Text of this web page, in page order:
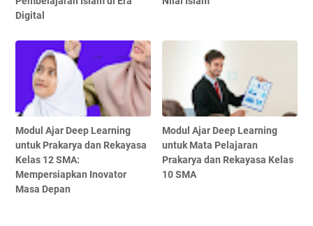
Digital
Modul Ajar Deep Learning
untuk Prakarya dan Rekayasa
Kelas 12 SMA:
Mempersiapkan Inovator
Masa Depan
Modul Ajar Deep Learning
untuk Mata Pelajaran
Prakarya dan Rekayasa Kelas
10 SMA